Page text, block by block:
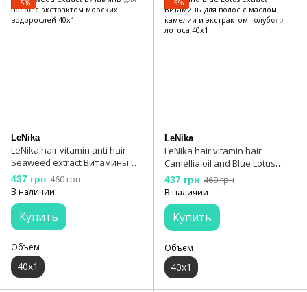
−5%
LeNika
LeNika hair vitamin anti hair
Seaweed extract Витамины
для волос с экстрактом
морских водорослей 40х1
437 грн 460 грн
В наличии
Купить
Объем
40х1
−5%
LeNika
LeNika hair vitamin hair
Camellia oil and Blue Lotus
extract Витамины для волос с
маслом камелии и
40х1
437 грн 460 грн
В наличии
Купить
Объем
40х1